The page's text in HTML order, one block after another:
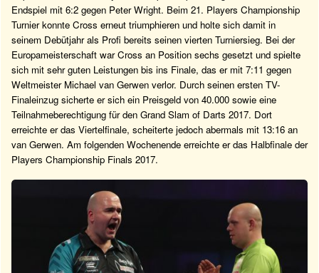
Endspiel mit 6:2 gegen Peter Wright. Beim 21. Players Championship
Turnier konnte Cross erneut triumphieren und holte sich damit in
seinem Debütjahr als Profi bereits seinen vierten Turniersieg. Bei der
Europameisterschaft war Cross an Position sechs gesetzt und spielte
sich mit sehr guten Leistungen bis ins Finale, das er mit 7:11 gegen
Weltmeister Michael van Gerwen verlor. Durch seinen ersten TV-
Finaleinzug sicherte er sich ein Preisgeld von 40.000 sowie eine
Teilnahmeberechtigung für den Grand Slam of Darts 2017. Dort
erreichte er das Viertelfinale, scheiterte jedoch abermals mit 13:16 an
van Gerwen. Am folgenden Wochenende erreichte er das Halbfinale der
Players Championship Finals 2017.